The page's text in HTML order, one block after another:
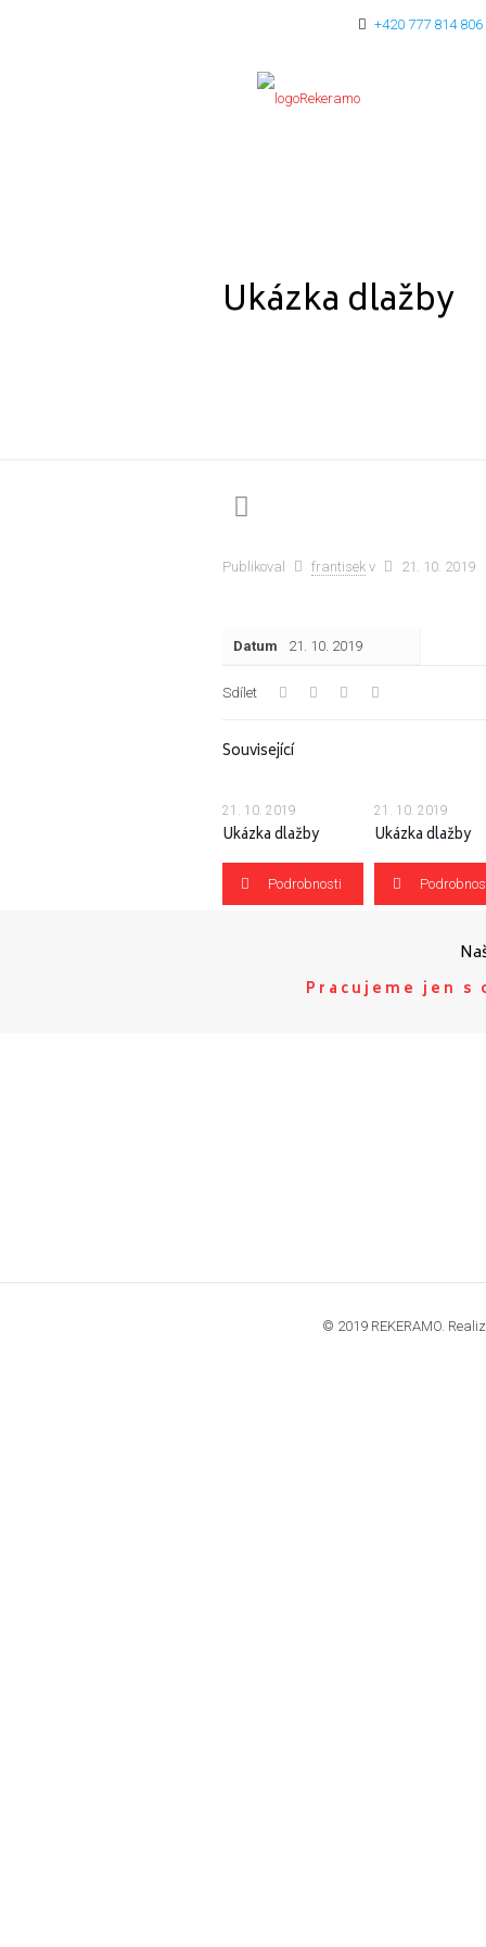
+420 777 814 806
Ukázka dlažby
Publikoval frantisek v 21. 10. 2019
Datum 21. 10. 2019
Sdílet
Související
21. 10. 2019
Ukázka dlažby
Podrobnosti
21. 10. 2019
Ukázka dlažby
Pracujeme jen s
© 2019 REKERAMO.